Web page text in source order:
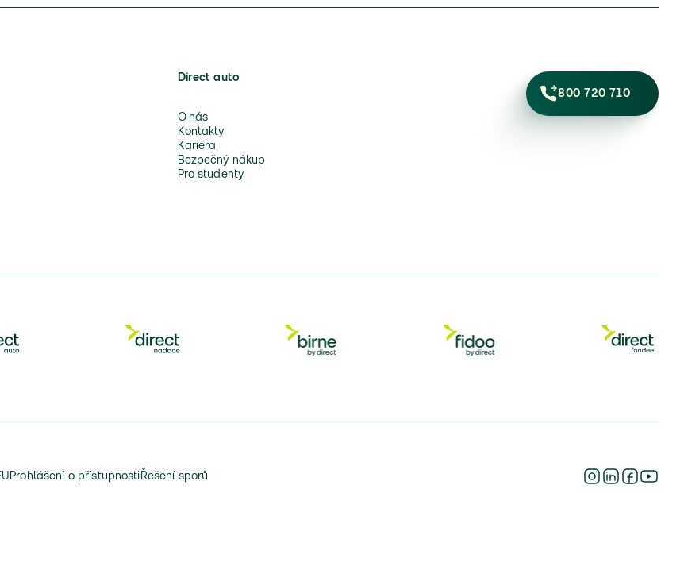
Direct auto
O nás
Kontakty
Kariéra
Bezpečný nákup
Pro studenty
800 720 710
Prohlášení o přístupnosti Řešení sporů